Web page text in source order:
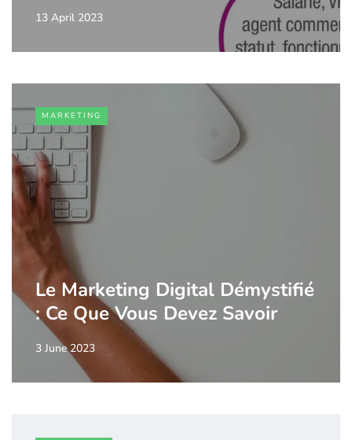
13 April 2023
MARKETING
Le Marketing Digital Démystifié
: Ce Que Vous Devez Savoir
3 June 2023